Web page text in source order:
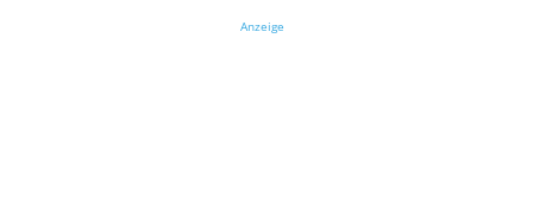
Anzeige